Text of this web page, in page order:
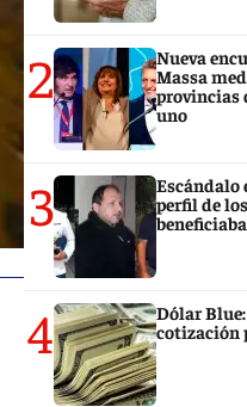
2
Nueva
Massa
provincias
uno
3
Escándalo
perfil de
4
Dólar
cotización